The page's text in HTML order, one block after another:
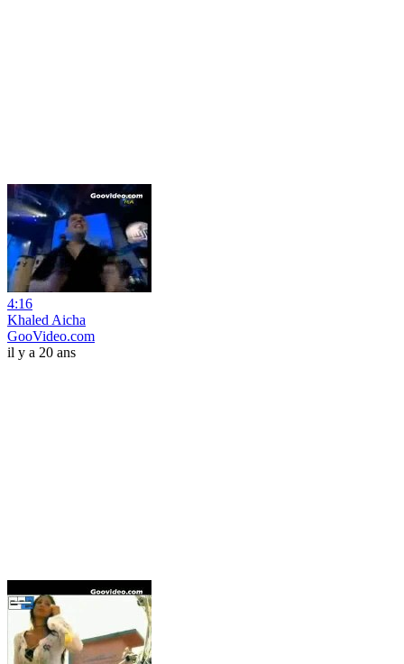
4:16
Khaled Aicha
GooVideo.com
il y a 20 ans